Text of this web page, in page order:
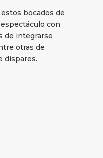
bocados de
con
de integrarse
otras de
dispares.